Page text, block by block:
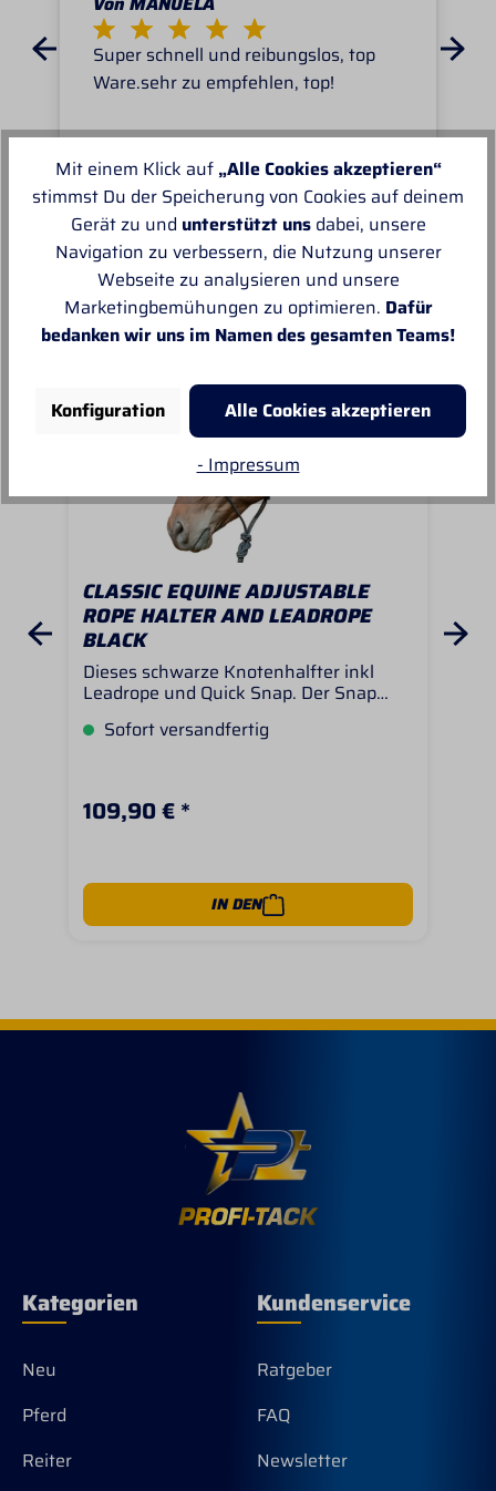
Super schnell und reibungslos, top
Ware.sehr zu empfehlen, top!
Unsere Empfehlungen
CLASSIC EQUINE ADJUSTABLE
ROPE HALTER AND LEADROPE
BLACK
Dieses schwarze Knotenhalfter inkl
Leadrope und Quick Snap. Der Snap
Halfters ganz ohne Knoten und lasst
stehende Pferde)
Sofort versandfertig
109,90 € *
IN DEN
Kategorien
Neu
Pferd
Reiter
Kundenservice
Ratgeber
FAQ
Newsletter
Mit einem Klick auf „Alle Cookies akzeptieren“
stimmst Du der Speicherung von Cookies auf deinem
Gerät zu und unterstützt unsdabei, unsere
Navigation zu verbessern, die Nutzung unserer
Webseite zu analysieren und unsere
Marketingbemühungen zu optimieren. Dafür
bedanken wir uns im Namen des gesamten Teams!
Konfiguration
Alle Cookies akzeptieren
- Impressum